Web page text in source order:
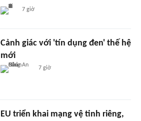
7 giờ
Cảnh giác với 'tín dụng đen' thế hệ
mới
7 giờ
EU triển khai mạng vệ tinh riêng,